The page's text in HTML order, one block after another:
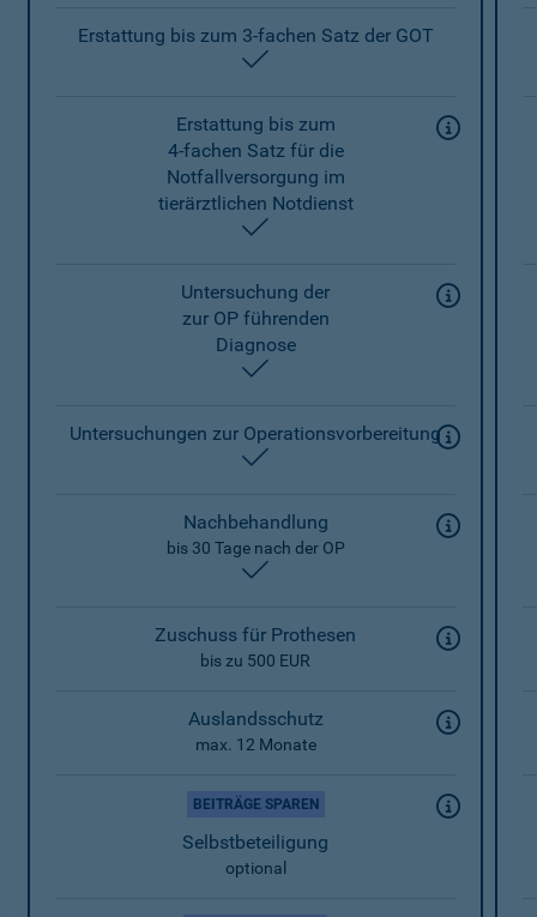
Erstattung bis zum 3-fachen Satz der GOT
Erstattung bis zum
4-fachen Satz für die
Notfallversorgung im
tierärztlichen Notdienst
Untersuchung der
zur OP führenden
Diagnose
Untersuchungen zur Operationsvorbereitung
Nachbehandlung
bis 30 Tage nach der OP
Zuschuss für Prothesen
bis zu 500 EUR
Auslandsschutz
max. 12 Monate
BEITRÄGE SPAREN
Selbstbeteiligung
optional